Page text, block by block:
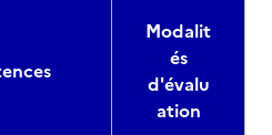
Modalit
és
d'évalu
ation